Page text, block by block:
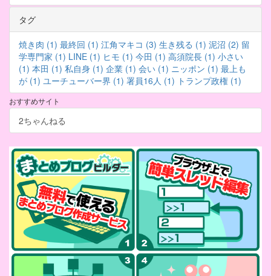
タグ
焼き肉 (1) 最終回 (1) 江角マキコ (3) 生き残る (1) 泥沼 (2) 留
学専門家 (1) LINE (1) ヒモ (1) 今田 (1) 高須院長 (1) 小さい
(1) 本田 (1) 私自身 (1) 企業 (1) 会い (1) ニッポン (1) 最上も
が (1) ユーチューバー界 (1) 署員16人 (1) トランプ政権 (1)
おすすめサイト
2ちゃんねる